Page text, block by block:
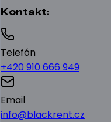
Kontakt:
Telefón
+420 910 666 949
Email
info@blackrent.cz